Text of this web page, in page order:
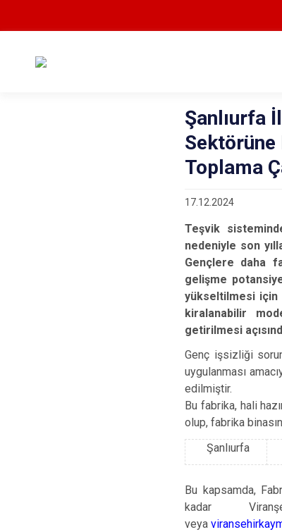
Şanlıurfa
Sektörüne
Toplama
17.12.2024
Teşvik
nedeniyle son
Gençlere daha
gelişme
yükseltilmesi için
kiralanabilir
getirilmesi
Genç işsizliği
uygulanması
edilmiştir.
Bu fabrika, hali
olup, fabrika
Şanlıurfa
Bu kapsamda,
kadar
veya